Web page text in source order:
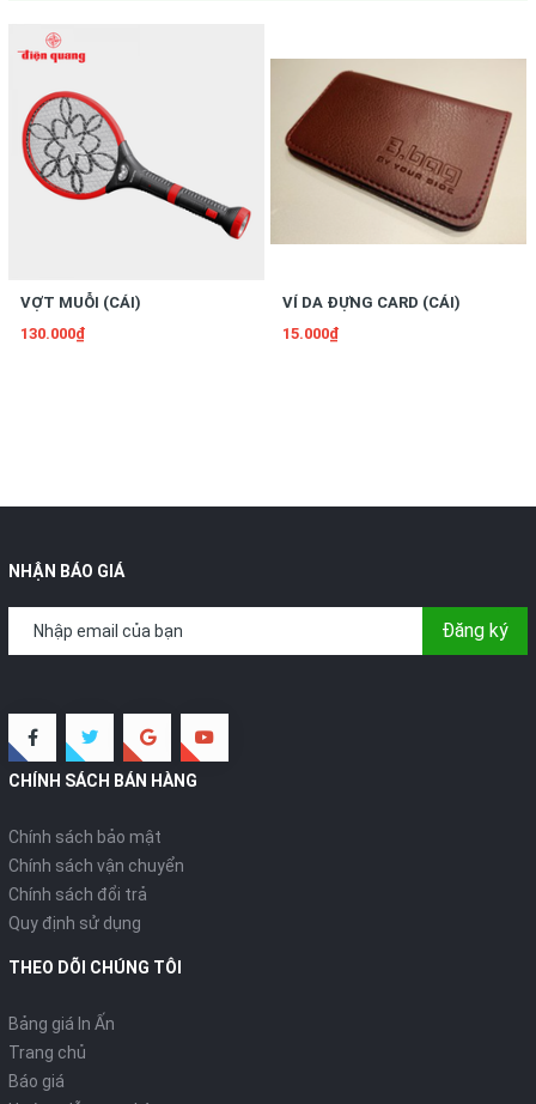
VỢT MUỖI (CÁI)
130.000₫
VÍ DA ĐỰNG CARD (CÁI)
15.000₫
NHẬN BÁO GIÁ
Đăng ký
CHÍNH SÁCH BÁN HÀNG
Chính sách bảo mật
Chính sách vận chuyển
Chính sách đổi trả
Quy định sử dụng
THEO DÕI CHÚNG TÔI
Bảng giá In Ấn
Trang chủ
Báo giá